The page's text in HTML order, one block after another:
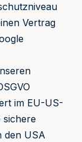
Vertrag
im EU-US-
sichere
den USA